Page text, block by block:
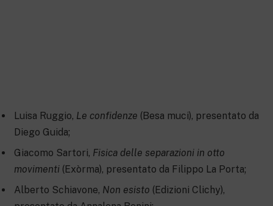
Luisa Ruggio, Le confidenze (Besa muci), presentato da
Diego Guida;
Giacomo Sartori, Fisica delle separazioni in otto
movimenti (Exòrma), presentato da Filippo La Porta;
Alberto Schiavone, Non esisto (Edizioni Clichy),